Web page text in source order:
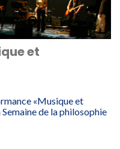
et
«Musique et
de la philosophie